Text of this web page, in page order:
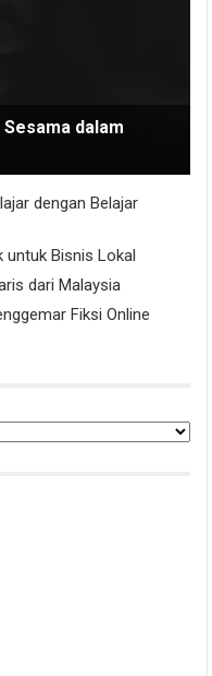
Sesama dalam
dengan Belajar
untuk Bisnis Lokal
dari Malaysia
Fiksi Online